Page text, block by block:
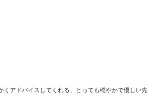
アドバイスしてくれる、とっても穏やかで優しい先